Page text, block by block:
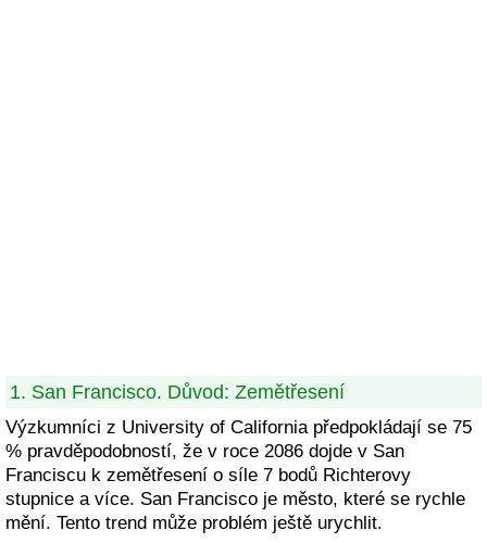
1. San Francisco. Důvod: Zemětřesení
Výzkumníci z University of California předpokládají se 75
% pravděpodobností, že v roce 2086 dojde v San
Franciscu k zemětřesení o síle 7 bodů Richterovy
stupnice a více. San Francisco je město, které se rychle
mění. Tento trend může problém ještě urychlit.